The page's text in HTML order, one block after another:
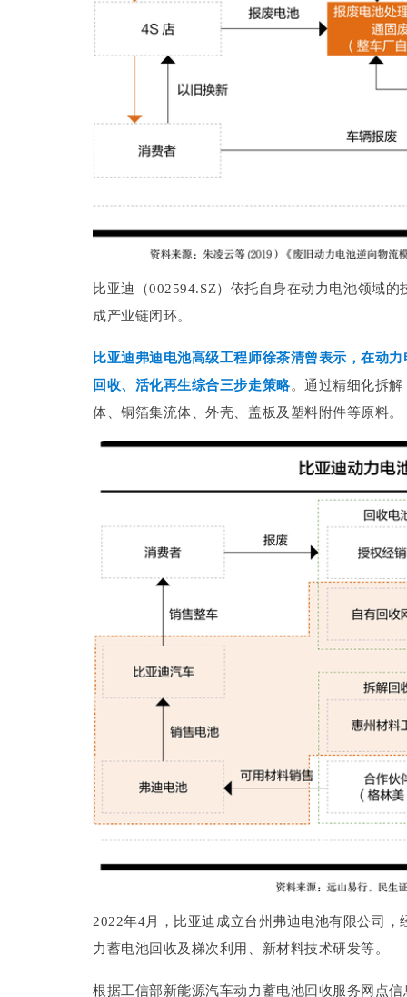
比亚迪（002594.SZ）依托自身在动力电池领域
成产业链闭环。
比亚迪弗迪电池高级工程师徐茶清曾表示，在动
回收、活化再生综合三步走策略。通过精细化拆
体、铜箔集流体、外壳、盖板及塑料附件等原料。
2022年4月，比亚迪成立台州弗迪电池有限公司
力蓄电池回收及梯次利用、新材料技术研发等。
根据工信部新能源汽车动力蓄电池回收服务网点